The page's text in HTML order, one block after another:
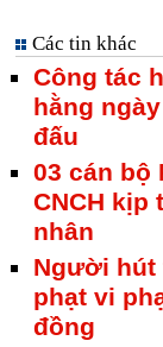
Các tin khác
Công tác
hằng
đấu
03 cán bộ
CNCH kịp
nhân
Người hút
phạt vi
đồng